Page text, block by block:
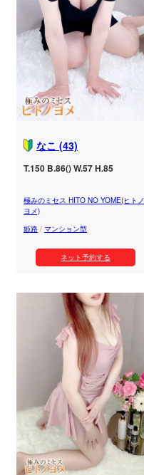
なこ (43)
T.150 B.86() W.57 H.85
極みのミセス HITO NO YOME(ヒトノ
ヨメ)
姫路 / マンション型
ネット予約する